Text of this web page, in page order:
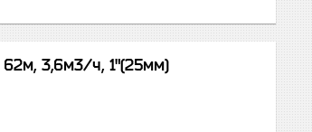
3,6м3/ч, 1"(25мм)